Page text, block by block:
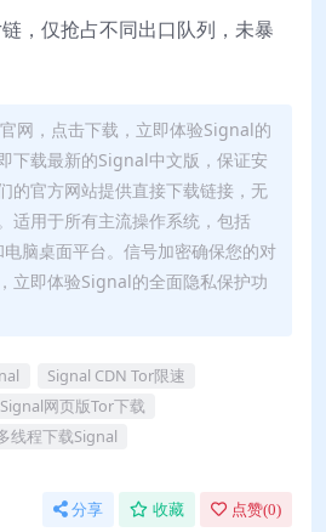
，仅抢占不同出口队列，未暴
网，点击下载，立即体验Signal的
下载最新的Signal中文版，保证安
的官方网站提供直接下载链接，无
适用于所有主流操作系统，包括
脑桌面平台。信号加密确保您的对
立即体验Signal的全面隐私保护功
Signal CDN Tor限速
Signal网页版Tor下载
线程下载Signal
分享 收藏 点赞(0)